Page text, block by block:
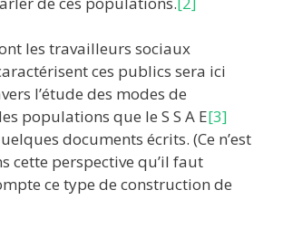
les travailleurs sociaux
ces publics sera ici
l’étude des modes de
populations que le S S A E[3]
documents écrits. (Ce n’est
cette perspective qu’il faut
ce type de construction de